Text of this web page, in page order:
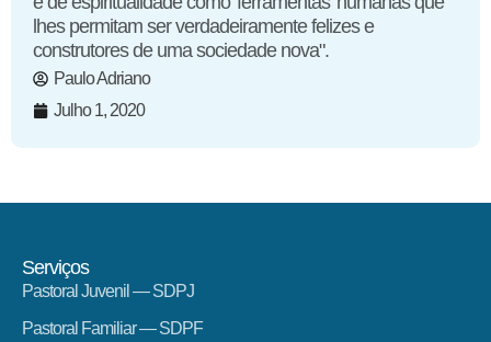
lhes permitam ser verdadeiramente felizes e
construtores de uma sociedade nova".
Paulo Adriano
Julho 1, 2020
Serviços
Pastoral Juvenil — SDPJ
Pastoral Familiar — SDPF